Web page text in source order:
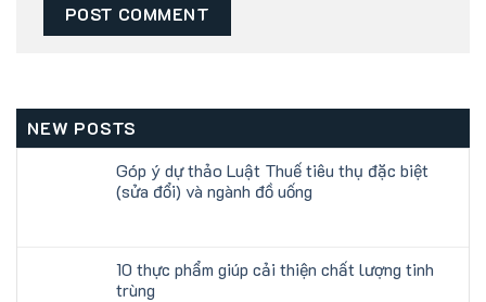
NEW POSTS
Góp ý dự thảo Luật Thuế tiêu thụ đặc biệt
(sửa đổi) và ngành đồ uống
10 thực phẩm giúp cải thiện chất lượng tinh
trùng